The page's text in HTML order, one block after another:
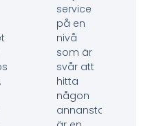
service
på en
nivå
som är
svår att
hitta
någon
annanstans